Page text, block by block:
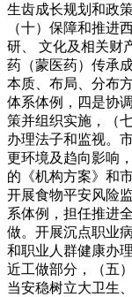
生齿成长规划和政
（十）保障和推进
研、 文化及相关财
药（蒙医药）传承
本质、布局、分布
体系体例，四是协
策并组织实施，（
办理法子和监视。
更环境及趋向影响
的《机构方案》和
开展食物平安风险
系体例，担任推进
做。开展沉点职业
和职业人群健康办
近工做部分，（五
当安稳树立大卫生